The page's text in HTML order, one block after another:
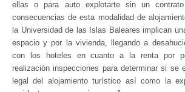
ellas o para auto explotarte sin un
consecuencias de esta modalidad de
la Universidad de las Islas Baleares implican
espacio y por la vivienda, llegando a
con los hoteles en cuanto a la renta por
realización inspecciones para determinar si se
legal del alojamiento turístico así como la